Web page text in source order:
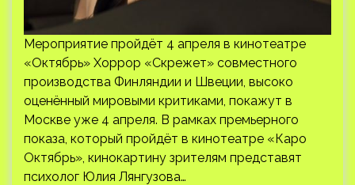
Мероприятие пройдёт 4 апреля в кинотеатре
«Октябрь» Хоррор «Скрежет» совместного
производства Финляндии и Швеции, высоко
оценённый мировыми критиками, покажут в
Москве уже 4 апреля. В рамках премьерного
показа, который пройдёт в кинотеатре «Каро
Октябрь», кинокартину зрителям представят
психолог Юлия Лянгузова…